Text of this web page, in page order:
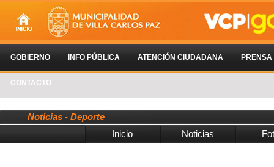
GOBIERNO INFO PÚBLICA ATENCIÓN CIUDADANA PRENSA
CONTACTO
Noticias - Deporte
Inicio
Noticias